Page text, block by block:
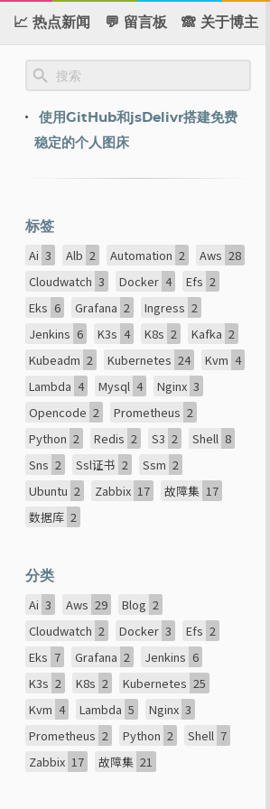
📈 热点新闻 💬 留言板 🙈 关于博主
使用GitHub和jsDelivr搭建免费
稳定的个人图床
标签
Ai 3 Alb 2 Automation 2 Aws 28
Cloudwatch 3 Docker 4 Efs 2
Eks 6 Grafana 2 Ingress 2
Jenkins 6 K3s 4 K8s 2 Kafka 2
Kubeadm 2 Kubernetes 24 Kvm 4
Lambda 4 Mysql 4 Nginx 3
Opencode 2 Prometheus 2
Python 2 Redis 2 S3 2 Shell 8
Sns 2 Ssl证书 2 Ssm 2
Ubuntu 2 Zabbix 17 故障集 17
数据库 2
分类
Ai 3 Aws 29 Blog 2
Cloudwatch 2 Docker 3 Efs 2
Eks 7 Grafana 2 Jenkins 6
K3s 2 K8s 2 Kubernetes 25
Kvm 4 Lambda 5 Nginx 3
Prometheus 2 Python 2 Shell 7
Zabbix 17 故障集 21